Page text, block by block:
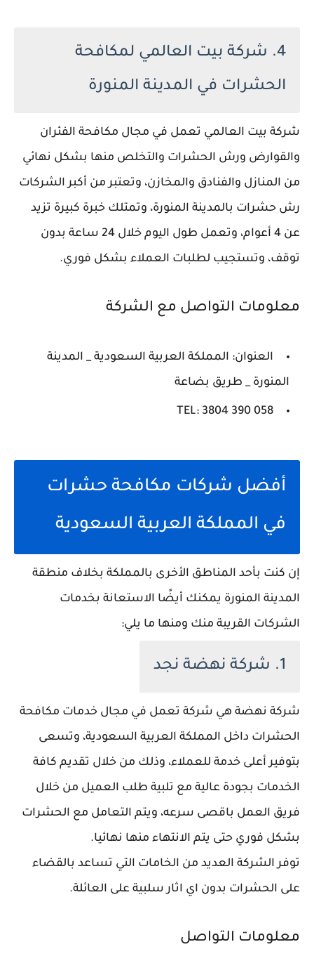
4. شركة بيت العالمي لمكافحة
الحشرات في المدينة المنورة
شركة بيت العالمي تعمل في مجال مكافحة الفئران
والقوارض ورش الحشرات والتخلص منها بشكل نهائي
من المنازل والفنادق والمخازن، وتعتبر من أكبر الشركات
رش حشرات بالمدينة المنورة، وتمتلك خبرة كبيرة تزيد
عن 4 أعوام، وتعمل طول اليوم خلال 24 ساعة بدون
توقف، وتستجيب لطلبات العملاء بشكل فوري.
معلومات التواصل مع الشركة
العنوان: المملكة العربية السعودية _ المدينة
المنورة _ طريق بضاعة
TEL: 3804 390 058
أفضل شركات مكافحة حشرات
في المملكة العربية السعودية
إن كنت بأحد المناطق الأخرى بالمملكة بخلاف منطقة
المدينة المنورة يمكنك أيضًا الاستعانة بخدمات
الشركات القريبة منك ومنها ما يلي:
1. شركة نهضة نجد
شركة نهضة هي شركة تعمل في مجال خدمات مكافحة
الحشرات داخل المملكة العربية السعودية، وتسعى
بتوفير أعلى خدمة للعملاء، وذلك من خلال تقديم كافة
الخدمات بجودة عالية مع تلبية طلب العميل من خلال
فريق العمل باقصى سرعه، ويتم التعامل مع الحشرات
بشكل فوري حتى يتم الانتهاء منها نهائيا.
توفر الشركة العديد من الخامات التي تساعد بالقضاء
على الحشرات بدون اي اثار سلبية على العائلة.
معلومات التواصل